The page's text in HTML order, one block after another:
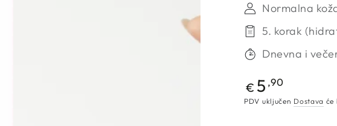
Normalna
5. korak
Dnevna i
Redovna
cijena
€ 5 ,90
PDV uključen Dostava će